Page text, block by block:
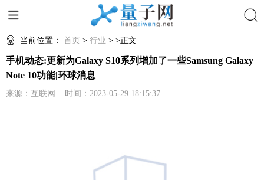
当前位置： 首页 > 行业 > >正文
手机动态:更新为Galaxy S10系列增加了一些Samsung Galaxy
Note 10功能|环球消息
来源：互联网 时间：2023-05-29 18:15:37